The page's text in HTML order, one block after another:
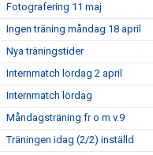
Fotografering 11 maj
Ingen träning måndag 18 april
Nya träningstider
Internmatch lördag 2 april
Internmatch lördag
Måndagsträning fr o m v.9
Träningen idag (2/2) inställd